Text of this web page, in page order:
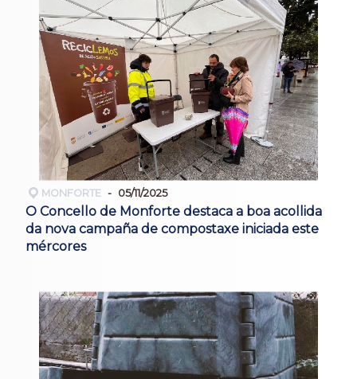
MONFORTE 05/11/2025
O Concello de Monforte destaca a boa acollida
da nova campaña de compostaxe iniciada este
mércores